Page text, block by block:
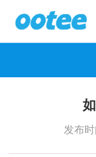
发布